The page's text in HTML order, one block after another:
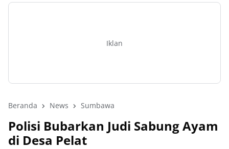
Iklan
Beranda News Sumbawa
Polisi Bubarkan Judi Sabung Ayam
di Desa Pelat